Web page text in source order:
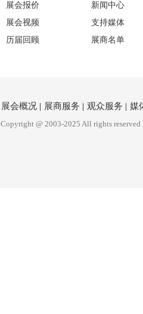
展会报价
新闻中心
展会视频
支持媒体
历届回顾 展商名单
展会概况 | 展商服务 | 观众服务 | 媒
Copyright @ 2003-2025 All rights reserved